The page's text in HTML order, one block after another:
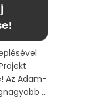
Az Adam-
...